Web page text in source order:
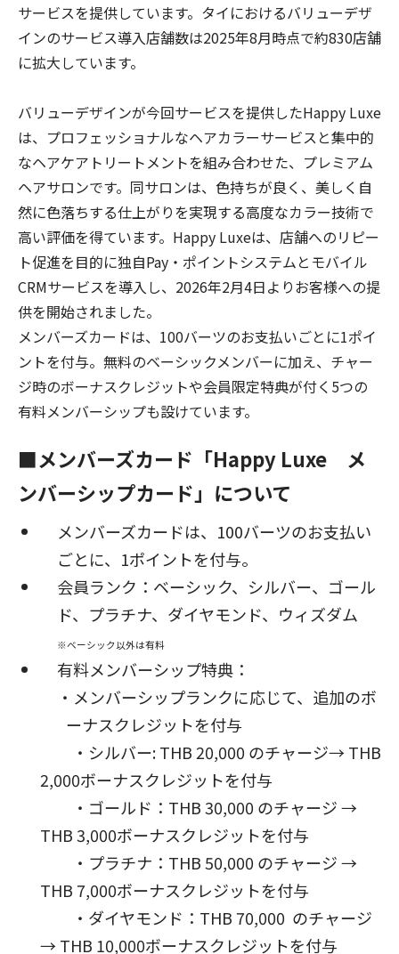
サービスを提供しています。タイにおけるバリューデザ
インのサービス導入店舗数は2025年8月時点で約830店舗
に拡大しています。
バリューデザインが今回サービスを提供したHappy Luxe
は、プロフェッショナルなヘアカラーサービスと集中的
なヘアケアトリートメントを組み合わせた、プレミアム
ヘアサロンです。同サロンは、色持ちが良く、美しく自
然に色落ちする仕上がりを実現する高度なカラー技術で
高い評価を得ています。Happy Luxeは、店舗へのリピー
ト促進を目的に独自Pay・ポイントシステムとモバイル
CRMサービスを導入し、2026年2月4日よりお客様への提
供を開始されました。
メンバーズカードは、100バーツのお支払いごとに1ポイ
ントを付与。無料のベーシックメンバーに加え、チャー
ジ時のボーナスクレジットや会員限定特典が付く5つの
有料メンバーシップも設けています。
■メンバーズカード「Happy Luxe メ
ンバーシップカード 」について
メンバーズカードは、 100バーツのお支払い
ごとに、 1ポイントを付与。
会員ランク：ベーシック、シルバー、ゴール
ド、プラチナ、ダイヤモンド、ウィズダム
※ベーシック以外は有料
有料メンバーシップ特典：
・メンバーシップランクに応じて、追加のボ
ーナスクレジットを付与
・シルバー: THB 20,000 のチャージ→ THB
2,000ボーナスクレジットを付与
・ゴールド： THB 30,000 のチャージ →
THB 3,000ボーナスクレジットを付与
・プラチナ： THB 50,000 のチャージ →
THB 7,000ボーナスクレジットを付与
・ダイヤモンド： THB 70,000 のチャージ
→ THB 10,000ボーナスクレジットを付与